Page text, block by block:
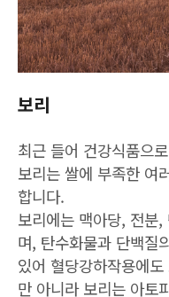
보리
최근 들어 건강식품으
보리는 쌀에 부족한 여
합니다.
보리에는 맥아당, 전분
며, 탄수화물과 단백질
있어 혈당강하작용에
만 아니라 보리는 아토